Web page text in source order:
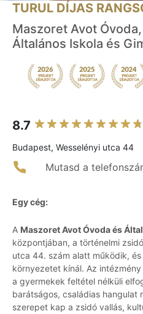
TURUL DÍJAS
Maszoret Avot
Általános Iskola és
8.7
Budapest, Wesselényi utca 44
Mutasd a
Egy cég:
A Maszoret Avot Óvoda és
központjában, a történelmi
utca 44. szám alatt működik,
környezetet kínál. Az
a gyermekek feltétel nélküli
barátságos, családias hangulat
szerepet kap a zsidó vallás,